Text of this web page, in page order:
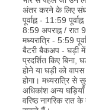
अंतर करने के लिए
पूर्वाह्न - 11:59
8:59 अपराह्न /
मध्यरात्रि - 5:59
बैटरी बैकअप - घड़ी
प्रदर्शित किए
होने या घड़ी को
होगा। मध्यरात्रि
अधिकांश अन्य घड़ियाँ
वरिष्ठ नागरिक